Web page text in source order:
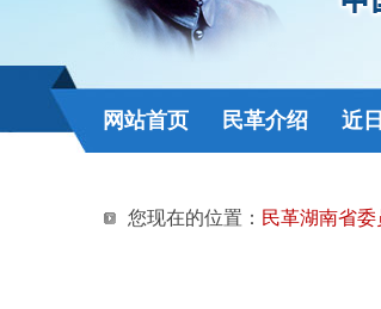
网站首页 民革介绍 近
您现在的位置： 民革湖南省委